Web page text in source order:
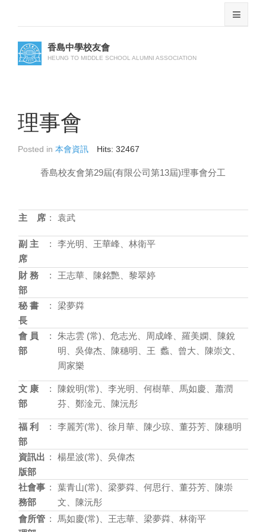
香島中學校友會
HEUNG TO MIDDLE SCHOOL ALUMNI ASSOCIATION
理事會
Posted in 本會資訊 Hits: 32467
香島校友會第29屆(有限公司第13屆)理事會分工
主 席 : 袁武
副 主
席
: 李光明、王華峰、林衛平
財 務
部
: 王志華、陳銘艷、黎翠婷
秘 書
長
: 梁夢粦
會 員
部
:
朱志雲 (常)、危志光、周成峰、羅美嫻、陳銳
明、吳偉杰、陳穗明、王 蠡、曾大、陳崇文、
周家樂
文 康
部
:
陳銳明(常)、李光明、何樹華、馬如慶、蕭潤
芬、鄭淦元、陳沅彤
福 利
部
: 李麗芳(常)、徐月華、陳少琼、董芬芳、陳穗明
資訊出
版部
: 楊星波(常)、吳偉杰
社會事
務部
:
葉青山(常)、梁夢粦、何思行、董芬芳、陳崇
文、陳沅彤
會所管 : 馬如慶(常)、王志華、梁夢粦、林衛平